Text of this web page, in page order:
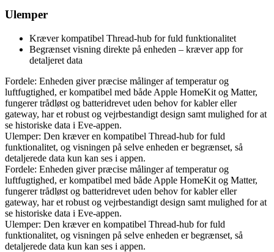
Ulemper
Kræver kompatibel Thread-hub for fuld funktionalitet
Begrænset visning direkte på enheden – kræver app for
detaljeret data
Fordele: Enheden giver præcise målinger af temperatur og
luftfugtighed, er kompatibel med både Apple HomeKit og Matter,
fungerer trådløst og batteridrevet uden behov for kabler eller
gateway, har et robust og vejrbestandigt design samt mulighed for at
se historiske data i Eve-appen.
Ulemper: Den kræver en kompatibel Thread-hub for fuld
funktionalitet, og visningen på selve enheden er begrænset, så
detaljerede data kun kan ses i appen.
Fordele: Enheden giver præcise målinger af temperatur og
luftfugtighed, er kompatibel med både Apple HomeKit og Matter,
fungerer trådløst og batteridrevet uden behov for kabler eller
gateway, har et robust og vejrbestandigt design samt mulighed for at
se historiske data i Eve-appen.
Ulemper: Den kræver en kompatibel Thread-hub for fuld
funktionalitet, og visningen på selve enheden er begrænset, så
detaljerede data kun kan ses i appen.